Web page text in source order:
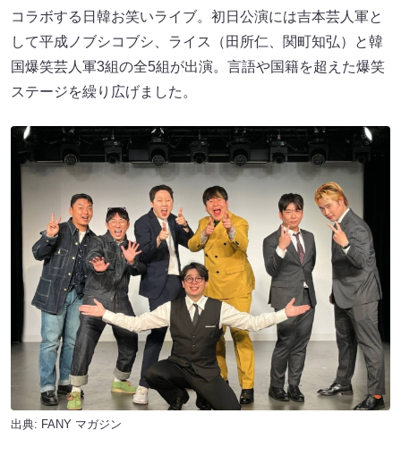
コラボする日韓お笑いライブ。初日公演には吉本芸人軍と
して平成ノブシコブシ、ライス（田所仁、関町知弘）と韓
国爆笑芸人軍3組の全5組が出演。言語や国籍を超えた爆笑
ステージを繰り広げました。
出典: FANY マガジン